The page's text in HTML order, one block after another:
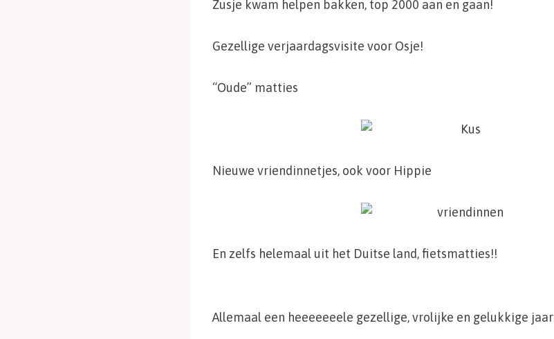
Zusje kwam helpen bakken, top 2000 aan en gaan!
Gezellige verjaardagsvisite voor Osje!
“Oude” matties
Nieuwe vriendinnetjes, ook voor Hippie
En zelfs helemaal uit het Duitse land, fietsmatties!!
Allemaal een heeeeeeele gezellige, vrolijke en gelukkige